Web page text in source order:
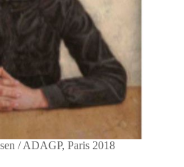
/ ADAGP, Paris 2018